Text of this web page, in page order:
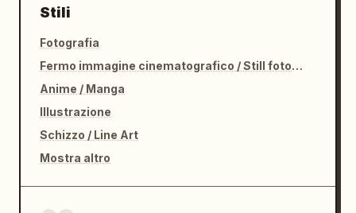
Stili
Fotografia
Fermo immagine cinematografico / Still fotografico
Anime / Manga
Illustrazione
Schizzo / Line Art
Mostra altro